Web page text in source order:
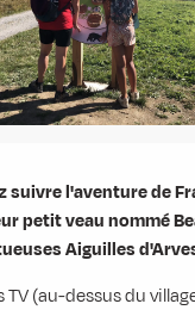
l'aventure de
petit veau nommé
Aiguilles
TV (au-dessus du